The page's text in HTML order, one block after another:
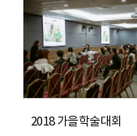
2018 가을학술대회